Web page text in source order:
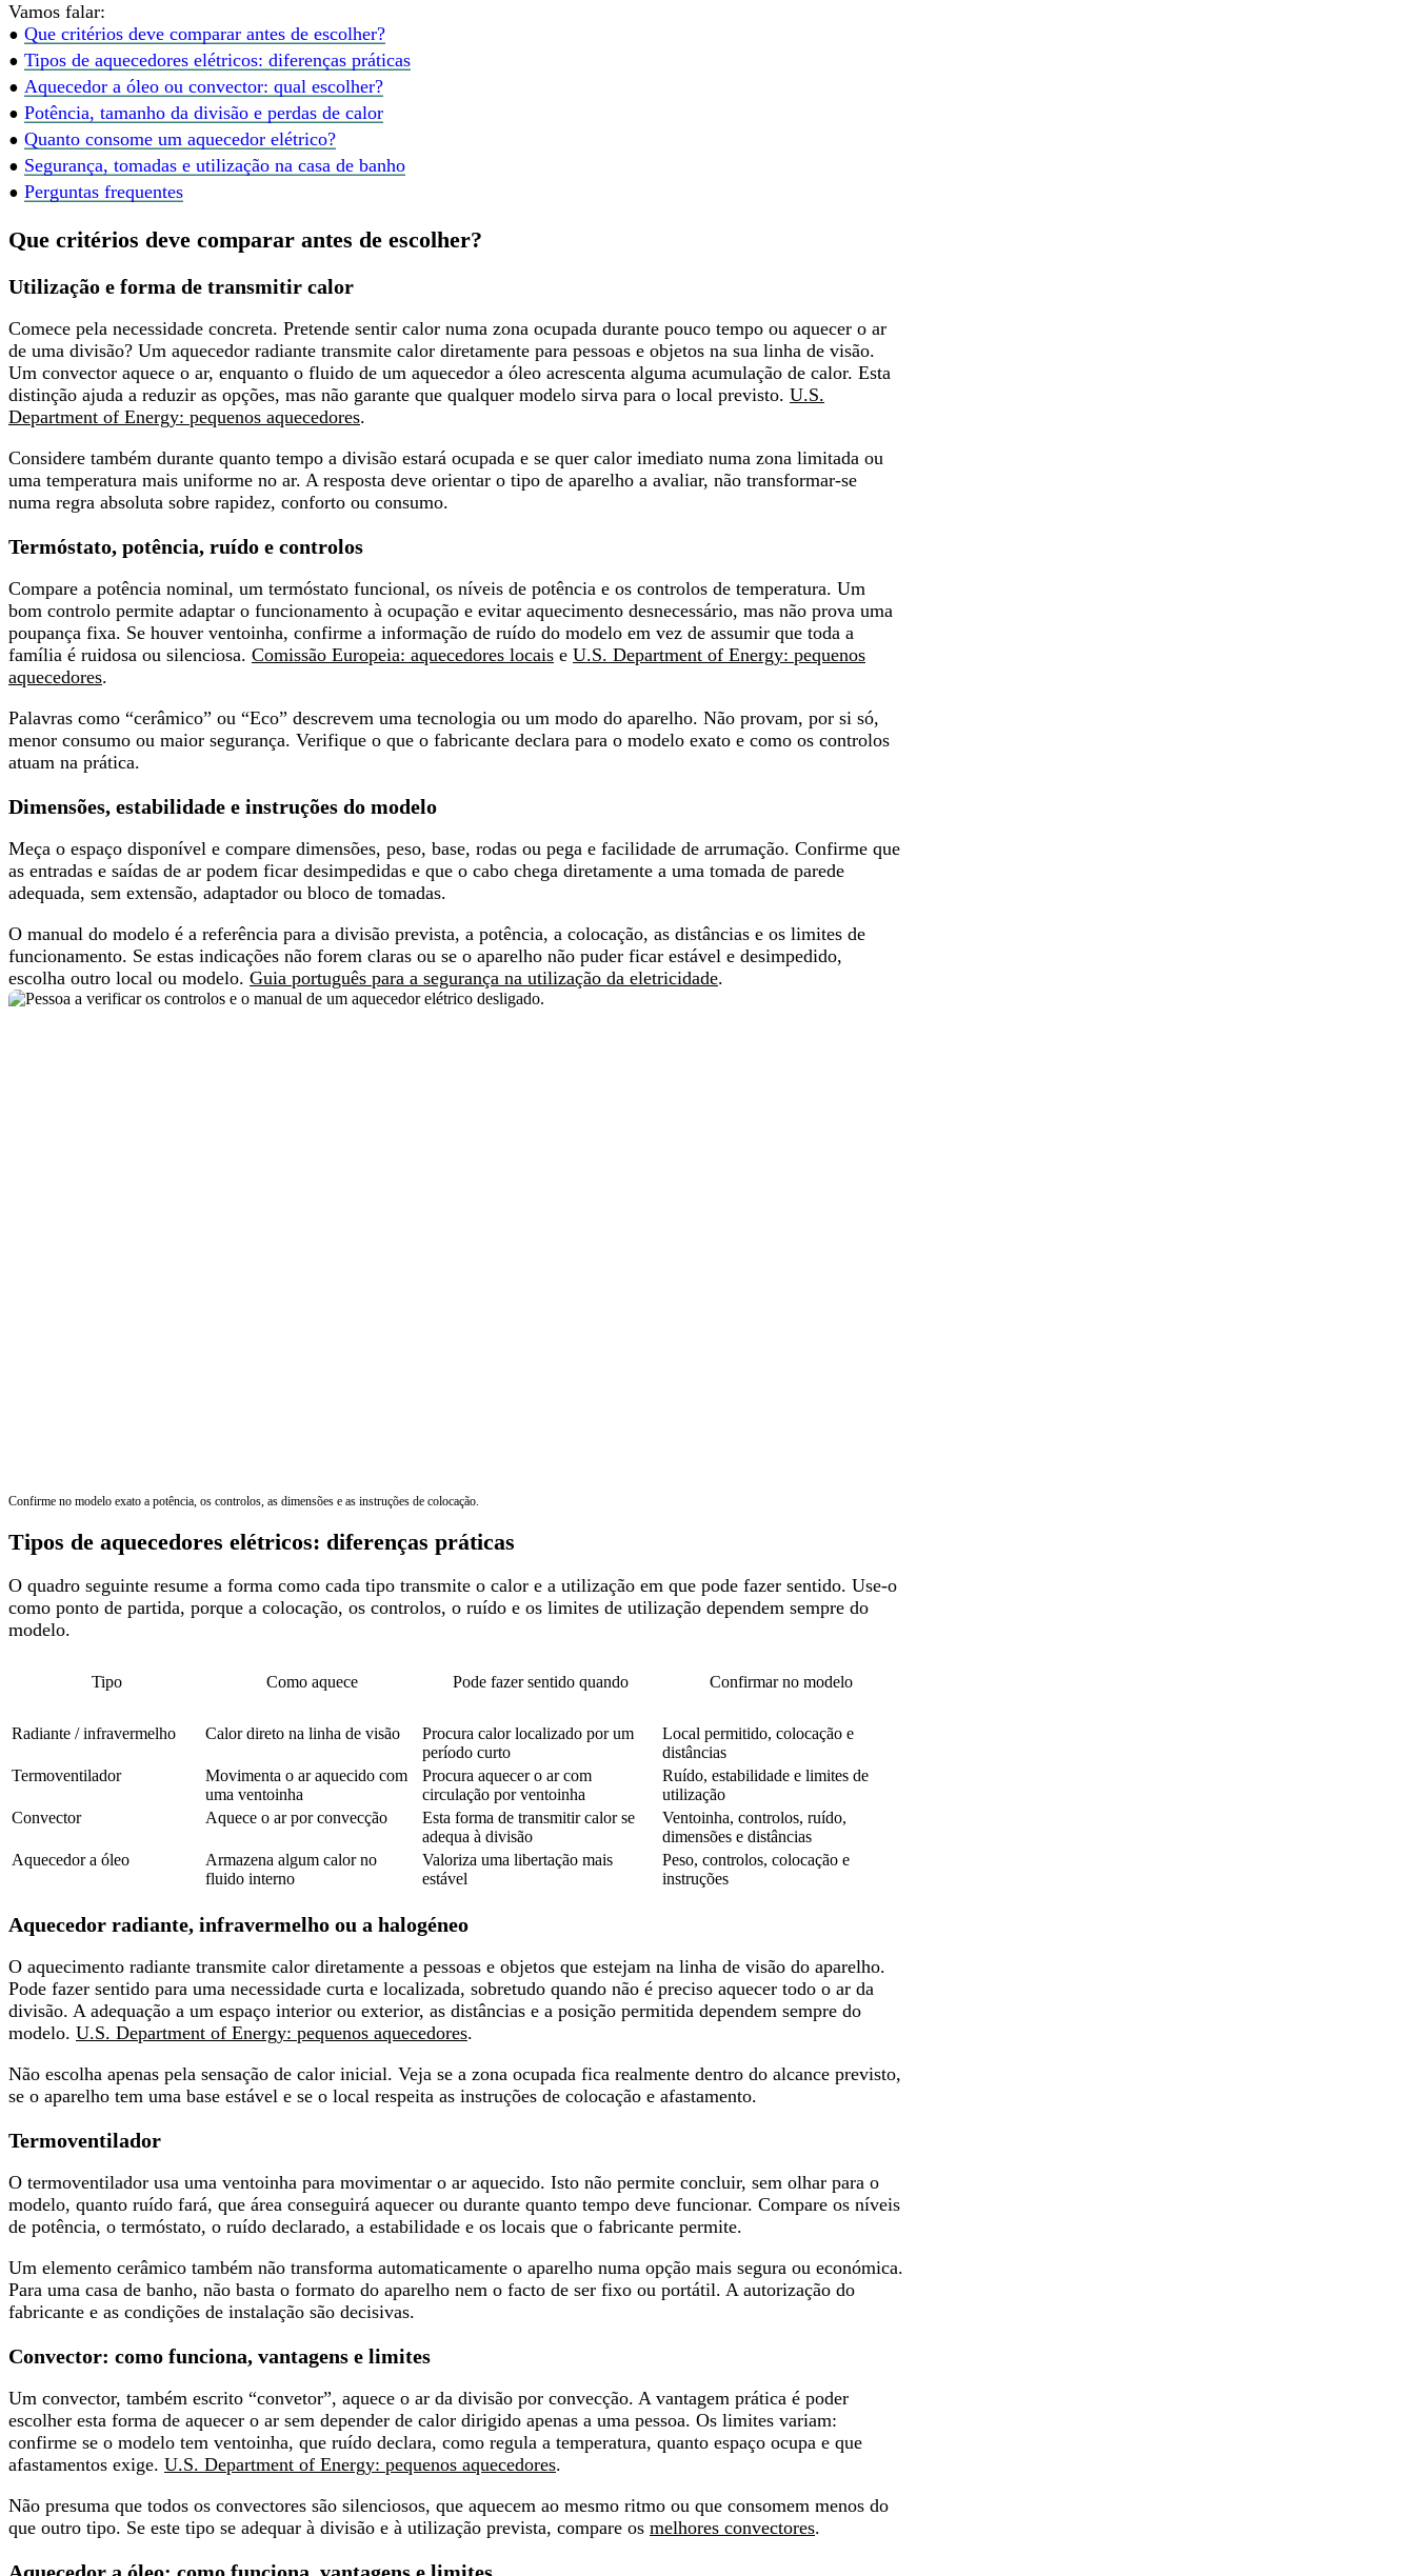
Vamos falar:
• Que critérios deve comparar antes de escolher?
• Tipos de aquecedores elétricos: diferenças práticas
• Aquecedor a óleo ou convector: qual escolher?
• Potência, tamanho da divisão e perdas de calor
• Quanto consome um aquecedor elétrico?
• Segurança, tomadas e utilização na casa de banho
• Perguntas frequentes
Que critérios deve comparar antes de escolher?
Utilização e forma de transmitir calor
Comece pela necessidade concreta. Pretende sentir calor numa zona ocupada durante pouco tempo ou aquecer o ar
de uma divisão? Um aquecedor radiante transmite calor diretamente para pessoas e objetos na sua linha de visão.
Um convector aquece o ar, enquanto o fluido de um aquecedor a óleo acrescenta alguma acumulação de calor. Esta
distinção ajuda a reduzir as opções, mas não garante que qualquer modelo sirva para o local previsto. U.S.
Department of Energy: pequenos aquecedores.
Considere também durante quanto tempo a divisão estará ocupada e se quer calor imediato numa zona limitada ou
uma temperatura mais uniforme no ar. A resposta deve orientar o tipo de aparelho a avaliar, não transformar-se
numa regra absoluta sobre rapidez, conforto ou consumo.
Termóstato, potência, ruído e controlos
Compare a potência nominal, um termóstato funcional, os níveis de potência e os controlos de temperatura. Um
bom controlo permite adaptar o funcionamento à ocupação e evitar aquecimento desnecessário, mas não prova uma
poupança fixa. Se houver ventoinha, confirme a informação de ruído do modelo em vez de assumir que toda a
família é ruidosa ou silenciosa. Comissão Europeia: aquecedores locais e U.S. Department of Energy: pequenos
aquecedores.
Palavras como “cerâmico” ou “Eco” descrevem uma tecnologia ou um modo do aparelho. Não provam, por si só,
menor consumo ou maior segurança. Verifique o que o fabricante declara para o modelo exato e como os controlos
atuam na prática.
Dimensões, estabilidade e instruções do modelo
Meça o espaço disponível e compare dimensões, peso, base, rodas ou pega e facilidade de arrumação. Confirme que
as entradas e saídas de ar podem ficar desimpedidas e que o cabo chega diretamente a uma tomada de parede
adequada, sem extensão, adaptador ou bloco de tomadas.
O manual do modelo é a referência para a divisão prevista, a potência, a colocação, as distâncias e os limites de
funcionamento. Se estas indicações não forem claras ou se o aparelho não puder ficar estável e desimpedido,
escolha outro local ou modelo. Guia português para a segurança na utilização da eletricidade.
Confirme no modelo exato a potência, os controlos, as dimensões e as instruções de colocação.
Tipos de aquecedores elétricos: diferenças práticas
O quadro seguinte resume a forma como cada tipo transmite o calor e a utilização em que pode fazer sentido. Use-o
como ponto de partida, porque a colocação, os controlos, o ruído e os limites de utilização dependem sempre do
modelo.
Tipo Como aquece Pode fazer sentido quando Confirmar no modelo
Radiante / infravermelho Calor direto na linha de visão
Procura calor localizado por um
período curto
Local permitido, colocação e
distâncias
Termoventilador
Movimenta o ar aquecido com
uma ventoinha
Procura aquecer o ar com
circulação por ventoinha
Ruído, estabilidade e limites de
utilização
Convector
Aquece o ar por convecção
Esta forma de transmitir calor se
adequa à divisão
Ventoinha, controlos, ruído,
dimensões e distâncias
Aquecedor a óleo
Armazena algum calor no
fluido interno
Valoriza uma libertação mais
estável
Peso, controlos, colocação e
instruções
Aquecedor radiante, infravermelho ou a halogéneo
O aquecimento radiante transmite calor diretamente a pessoas e objetos que estejam na linha de visão do aparelho.
Pode fazer sentido para uma necessidade curta e localizada, sobretudo quando não é preciso aquecer todo o ar da
divisão. A adequação a um espaço interior ou exterior, as distâncias e a posição permitida dependem sempre do
modelo. U.S. Department of Energy: pequenos aquecedores.
Não escolha apenas pela sensação de calor inicial. Veja se a zona ocupada fica realmente dentro do alcance previsto,
se o aparelho tem uma base estável e se o local respeita as instruções de colocação e afastamento.
Termoventilador
O termoventilador usa uma ventoinha para movimentar o ar aquecido. Isto não permite concluir, sem olhar para o
modelo, quanto ruído fará, que área conseguirá aquecer ou durante quanto tempo deve funcionar. Compare os níveis
de potência, o termóstato, o ruído declarado, a estabilidade e os locais que o fabricante permite.
Um elemento cerâmico também não transforma automaticamente o aparelho numa opção mais segura ou económica.
Para uma casa de banho, não basta o formato do aparelho nem o facto de ser fixo ou portátil. A autorização do
fabricante e as condições de instalação são decisivas.
Convector: como funciona, vantagens e limites
Um convector, também escrito “convetor”, aquece o ar da divisão por convecção. A vantagem prática é poder
escolher esta forma de aquecer o ar sem depender de calor dirigido apenas a uma pessoa. Os limites variam:
confirme se o modelo tem ventoinha, que ruído declara, como regula a temperatura, quanto espaço ocupa e que
afastamentos exige. U.S. Department of Energy: pequenos aquecedores.
Não presuma que todos os convectores são silenciosos, que aquecem ao mesmo ritmo ou que consomem menos do
que outro tipo. Se este tipo se adequar à divisão e à utilização prevista, compare os melhores convectores.